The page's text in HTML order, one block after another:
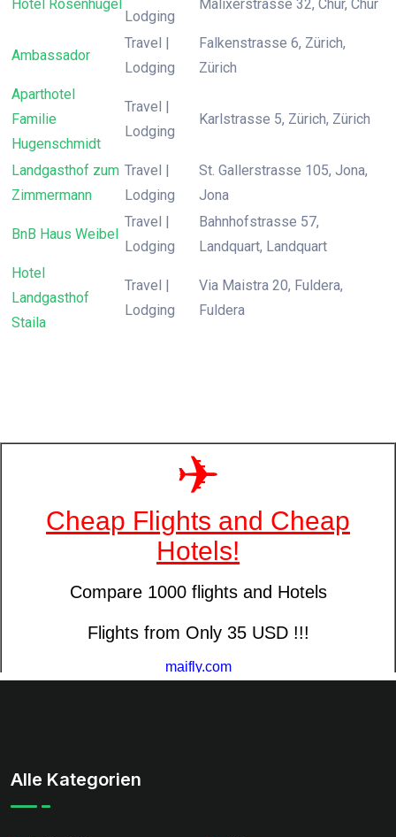
Hotel Rosenhügel
Lodging
Malixerstrasse 32, Chur, Chur
Ambassador
Travel |
Lodging
Falkenstrasse 6, Zürich,
Zürich
Aparthotel
Familie
Hugenschmidt
Travel |
Lodging
Karlstrasse 5, Zürich, Zürich
Landgasthof zum
Zimmermann
Travel |
Lodging
St. Gallerstrasse 105, Jona,
Jona
BnB Haus Weibel
Travel |
Lodging
Bahnhofstrasse 57,
Landquart, Landquart
Hotel
Landgasthof
Staila
Travel |
Lodging
Via Maistra 20, Fuldera,
Fuldera
Alle Kategorien